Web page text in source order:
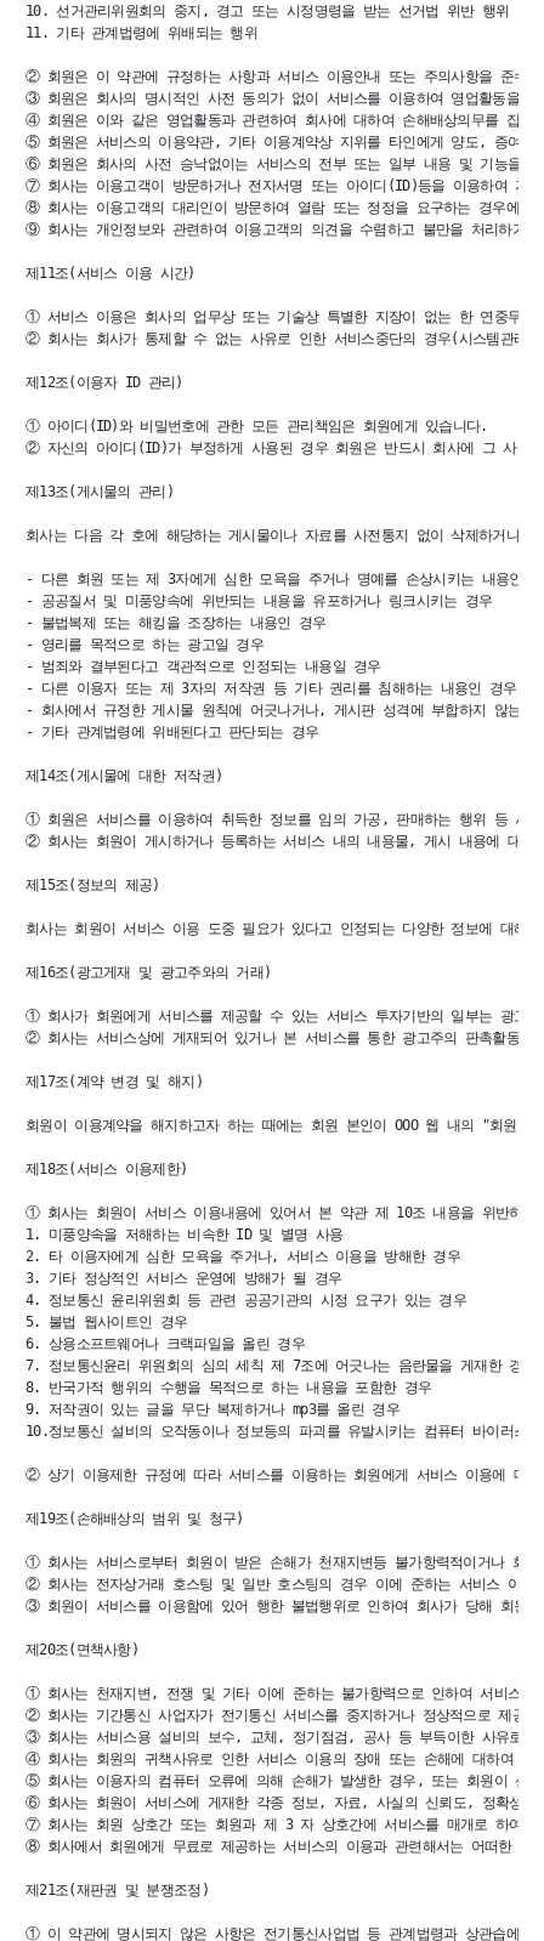
10. 선거관리위원회의 중지, 경고 또는 시정명령을 받는 선거법 위반 행위
11. 기타 관계법령에 위배되는 행위
② 회원은 이 약관에 규정하는 사항과 서비스 이용안내 또는 주의사항을 준수
③ 회원은 회사의 명시적인 사전 동의가 없이 서비스를 이용하여 영업활동을
④ 회원은 이와 같은 영업활동과 관련하여 회사에 대하여 손해배상의무를 집니
⑤ 회원은 서비스의 이용약관, 기타 이용계약상 지위를 타인에게 양도, 증여
⑥ 회원은 회사의 사전 승낙없이는 서비스의 전부 또는 일부 내용 및 기능을
⑦ 회사는 이용고객이 방문하거나 전자서명 또는 아이디(ID)등을 이용하여 자
⑧ 회사는 이용고객의 대리인이 방문하여 열람 또는 정정을 요구하는 경우에
⑨ 회사는 개인정보와 관련하여 이용고객의 의견을 수렴하고 불만을 처리하기
제11조(서비스 이용 시간)
① 서비스 이용은 회사의 업무상 또는 기술상 특별한 지장이 없는 한 연중무
② 회사는 회사가 통제할 수 없는 사유로 인한 서비스중단의 경우(시스템관리
제12조(이용자 ID 관리)
① 아이디(ID)와 비밀번호에 관한 모든 관리책임은 회원에게 있습니다.
② 자신의 아이디(ID)가 부정하게 사용된 경우 회원은 반드시 회사에 그 사실
제13조(게시물의 관리)
회사는 다음 각 호에 해당하는 게시물이나 자료를 사전통지 없이 삭제하거나
- 다른 회원 또는 제 3자에게 심한 모욕을 주거나 명예를 손상시키는 내용인
- 공공질서 및 미풍양속에 위반되는 내용을 유포하거나 링크시키는 경우
- 불법복제 또는 해킹을 조장하는 내용인 경우
- 영리를 목적으로 하는 광고일 경우
- 범죄와 결부된다고 객관적으로 인정되는 내용일 경우
- 다른 이용자 또는 제 3자의 저작권 등 기타 권리를 침해하는 내용인 경우
- 회사에서 규정한 게시물 원칙에 어긋나거나, 게시판 성격에 부합하지 않는
- 기타 관계법령에 위배된다고 판단되는 경우
제14조(게시물에 대한 저작권)
① 회원은 서비스를 이용하여 취득한 정보를 임의 가공, 판매하는 행위 등 서
② 회사는 회원이 게시하거나 등록하는 서비스 내의 내용물, 게시 내용에 대
제15조(정보의 제공)
회사는 회원이 서비스 이용 도중 필요가 있다고 인정되는 다양한 정보에 대해
제16조(광고게재 및 광고주와의 거래)
① 회사가 회원에게 서비스를 제공할 수 있는 서비스 투자기반의 일부는 광고
② 회사는 서비스상에 게재되어 있거나 본 서비스를 통한 광고주의 판촉활동
제17조(계약 변경 및 해지)
회원이 이용계약을 해지하고자 하는 때에는 회원 본인이 OOO 웹 내의 "회원탈
제18조(서비스 이용제한)
① 회사는 회원이 서비스 이용내용에 있어서 본 약관 제 10조 내용을 위반하
1. 미풍양속을 저해하는 비속한 ID 및 별명 사용
2. 타 이용자에게 심한 모욕을 주거나, 서비스 이용을 방해한 경우
3. 기타 정상적인 서비스 운영에 방해가 될 경우
4. 정보통신 윤리위원회 등 관련 공공기관의 시정 요구가 있는 경우
5. 불법 웹사이트인 경우
6. 상용소프트웨어나 크랙파일을 올린 경우
7. 정보통신윤리 위원회의 심의 세칙 제 7조에 어긋나는 음란물을 게재한 경우
8. 반국가적 행위의 수행을 목적으로 하는 내용을 포함한 경우
9. 저작권이 있는 글을 무단 복제하거나 mp3를 올린 경우
10.정보통신 설비의 오작동이나 정보등의 파괴를 유발시키는 컴퓨터 바이러스
② 상기 이용제한 규정에 따라 서비스를 이용하는 회원에게 서비스 이용에 대
제19조(손해배상의 범위 및 청구)
① 회사는 서비스로부터 회원이 받은 손해가 천재지변등 불가항력적이거나 회
② 회사는 전자상거래 호스팅 및 일반 호스팅의 경우 이에 준하는 서비스 이
③ 회원이 서비스를 이용함에 있어 행한 불법행위로 인하여 회사가 당해 회원
제20조(면책사항)
① 회사는 천재지변, 전쟁 및 기타 이에 준하는 불가항력으로 인하여 서비스
② 회사는 기간통신 사업자가 전기통신 서비스를 중지하거나 정상적으로 제공
③ 회사는 서비스용 설비의 보수, 교체, 정기점검, 공사 등 부득이한 사유로
④ 회사는 회원의 귀책사유로 인한 서비스 이용의 장애 또는 손해에 대하여 책
⑤ 회사는 이용자의 컴퓨터 오류에 의해 손해가 발생한 경우, 또는 회원이 신
⑥ 회사는 회원이 서비스에 게재한 각종 정보, 자료, 사실의 신뢰도, 정확성
⑦ 회사는 회원 상호간 또는 회원과 제 3 자 상호간에 서비스를 매개로 하여
⑧ 회사에서 회원에게 무료로 제공하는 서비스의 이용과 관련해서는 어떠한 손
제21조(재판권 및 분쟁조정)
① 이 약관에 명시되지 않은 사항은 전기통신사업법 등 관계법령과 상관습에